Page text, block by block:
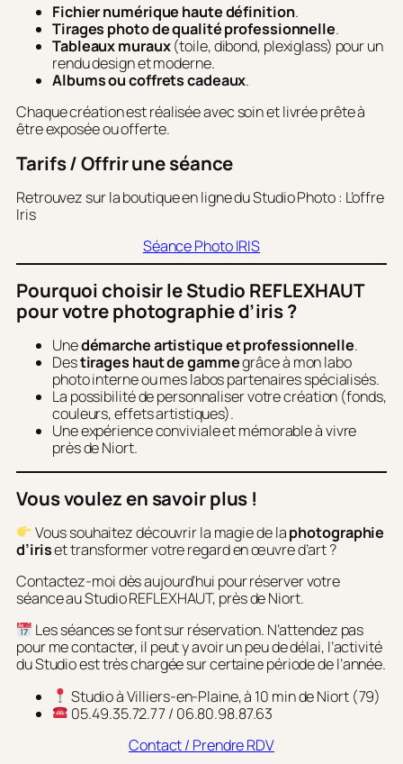
Fichier numérique haute définition.
Tirages photo de qualité professionnelle.
Tableaux muraux(toile, dibond, plexiglass) pour un
rendu design et moderne.
Albums ou coffrets cadeaux.
Chaque création est réalisée avec soin et livrée prête à
être exposée ou offerte.
Tarifs / Offrir une séance
Retrouvez sur la boutique en ligne du Studio Photo : L’offre
Iris
Séance Photo IRIS
Pourquoi choisir le Studio REFLEXHAUT
pour votre photographie d’iris ?
Unedémarche artistique et professionnelle.
Destirages haut de gammegrâce à mon labo
photo interne ou mes labos partenaires spécialisés.
La possibilité de personnaliser votre création (fonds,
couleurs, effets artistiques).
Une expérience conviviale et mémorable à vivre
près de Niort.
Vous voulez en savoir plus !
Vous souhaitez découvrir la magie de laphotographie
d’iriset transformer votre regard en œuvre d’art ?
Contactez-moi dès aujourd’hui pour réserver votre
séance au Studio REFLEXHAUT, près de Niort.
Les séances se font sur réservation. N’attendez pas
pour me contacter, il peut y avoir un peu de délai, l’activité
du Studio est très chargée sur certaine période de l’année.
Studio à Villiers-en-Plaine, à 10 min de Niort (79)
05.49.35.72.77 / 06.80.98.87.63
Contact / Prendre RDV